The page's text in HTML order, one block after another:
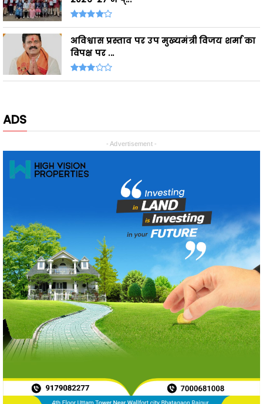
अविश्वास प्रस्ताव पर उप मुख्यमंत्री विजय शर्मा का
विपक्ष पर ...
ADS